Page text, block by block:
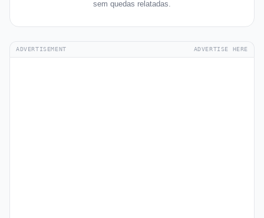
sem quedas relatadas.
ADVERTISEMENT ADVERTISE HERE